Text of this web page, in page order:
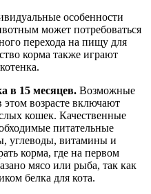
особенности
может потребоваться
перехода на пищу для
корма также играют
в 15 месяцев. Возможные
возрасте включают
кошек. Качественные
питательные
углеводы, витамины и
корма, где на первом
мясо или рыба, так как
белка для кота.